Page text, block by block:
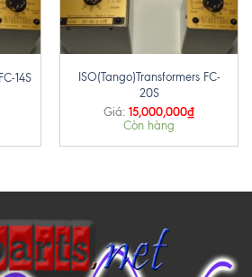
14S
ISO(Tango)Transformers FC-
20S
Giá: 15,000,000₫
Còn hàng